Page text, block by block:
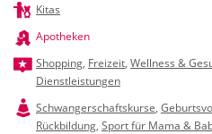
Kitas
Apotheken
Shopping, Freizeit, Wellness &
Dienstleistungen
Schwangerschaftskurse,
Rückbildung, Sport für Mama &